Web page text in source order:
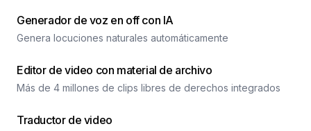
Generador de voz en off con IA
Genera locuciones naturales automáticamente
Editor de video con material de archivo
Más de 4 millones de clips libres de derechos integrados
Traductor de video